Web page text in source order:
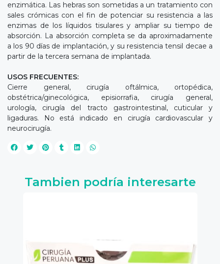
enzimática. Las hebras son sometidas a un tratamiento con
sales crómicas con el fin de potenciar su resistencia a las
enzimas de los líquidos tisulares y ampliar su tiempo de
absorción. La absorción completa se da aproximadamente
a los 90 días de implantación, y su resistencia tensil decae a
partir de la tercera semana de implantada.
USOS FRECUENTES:
Cierre general, cirugía oftálmica, ortopédica,
obstétrica/ginecológica, episiorrafia, cirugía general,
urología, cirugía del tracto gastrointestinal, cuticular y
ligaduras. No está indicado en cirugía cardiovascular y
neurocirugía.
Tambien podría interesarte